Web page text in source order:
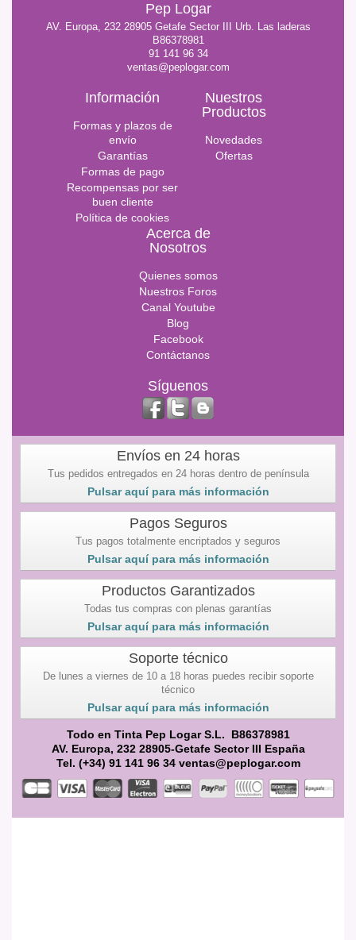
Pep Logar
AV. Europa, 232 28905 Getafe Sector III Urb. Las laderas
B86378981
91 141 96 34
ventas@peplogar.com
Información
Formas y plazos de
envío
Garantías
Formas de pago
Recompensas por ser
buen cliente
Política de cookies
Nuestros
Productos
Novedades
Ofertas
Acerca de
Nosotros
Quienes somos
Nuestros Foros
Canal Youtube
Blog
Facebook
Contáctanos
Síguenos
Envíos en 24 horas
Tus pedidos entregados en 24 horas dentro de península
Pulsar aquí para más información
Pagos Seguros
Tus pagos totalmente encriptados y seguros
Pulsar aquí para más información
Productos Garantizados
Todas tus compras con plenas garantías
Pulsar aquí para más información
Soporte técnico
De lunes a viernes de 10 a 18 horas puedes recibir soporte
técnico
Pulsar aquí para más información
Todo en Tinta Pep Logar S.L. B86378981
AV. Europa, 232 28905-Getafe Sector III España
Tel. (+34) 91 141 96 34 ventas@peplogar.com